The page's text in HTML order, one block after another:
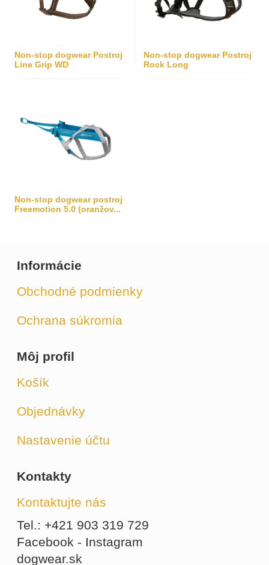
Non-stop dogwear Postroj
Line Grip WD
Non-stop dogwear Postroj
Rock Long
Non-stop dogwear postroj
Freemotion 5.0 (oranžov...
Informácie
Obchodné podmienky
Ochrana súkromia
Môj profil
Košík
Objednávky
Nastavenie účtu
Kontakty
Kontaktujte nás
Tel.: +421 903 319 729
Facebook - Instagram
dogwear.sk